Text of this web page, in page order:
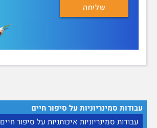
עבודות סמינריוניות על סיפור חיים
עבודות סמינריוניות איכותניות על סיפור חיים